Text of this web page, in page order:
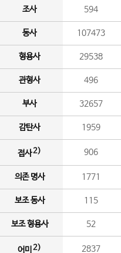
조사 594
동사 107473
형용사 29538
관형사 496
부사 32657
감탄사 1959
접사2) 906
의존 명사 1771
보조 동사 115
보조 형용사 52
어미 2) 2837